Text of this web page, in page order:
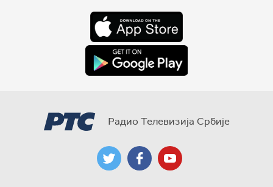
Радио Телевизија Србије